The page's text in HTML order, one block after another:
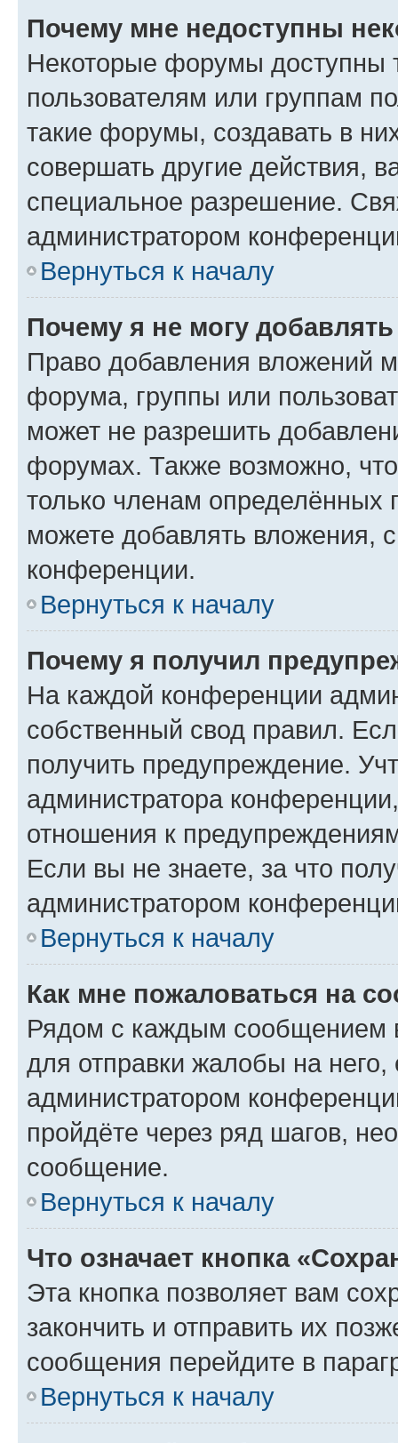
Почему мне недоступны
Некоторые форумы доступны
пользователям или группам
такие форумы, создавать в
совершать другие действия,
специальное разрешение.
администратором
Вернуться к началу
Почему я не могу
Право добавления вложений
форума, группы или
может не разрешить
форумах. Также возможно,
только членам определённых
можете добавлять вложения,
конференции.
Вернуться к началу
Почему я получил
На каждой конференции
собственный свод правил.
получить предупреждение.
администратора
отношения к
Если вы не знаете, за что
администратором
Вернуться к началу
Как мне пожаловаться на
Рядом с каждым сообщением
для отправки жалобы на
администратором
пройдёте через ряд шагов,
сообщение.
Вернуться к началу
Что означает кнопка
Эта кнопка позволяет вам
закончить и отправить их
сообщения перейдите в
Вернуться к началу